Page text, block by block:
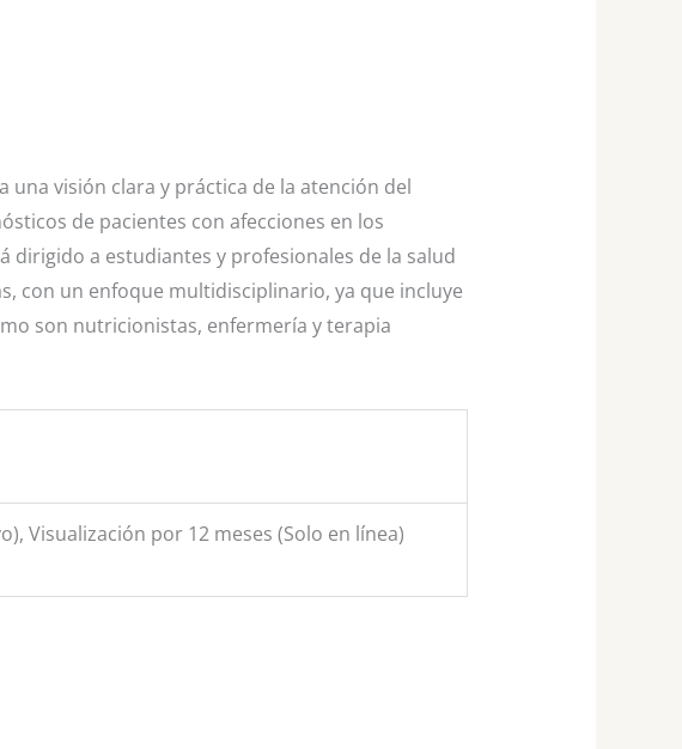
una visión clara y práctica de la atención del
de pacientes con afecciones en los
dirigido a estudiantes y profesionales de la salud
con un enfoque multidisciplinario, ya que incluye
son nutricionistas, enfermería y terapia
Visualización por 12 meses (Solo en línea)